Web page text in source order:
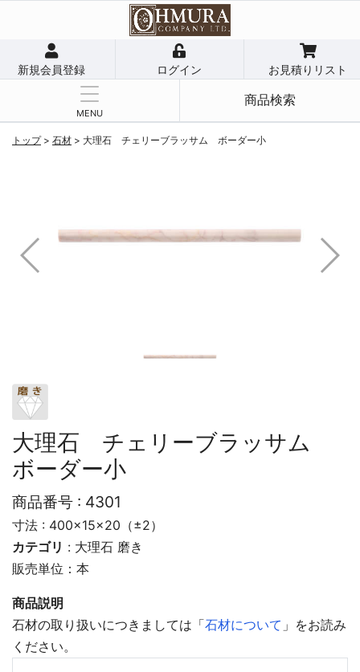
新規会員登録 ログイン お見積りリスト
MENU
商品検索
トップ> 石材 > 大理石 チェリーブラッサム ボーダー小
大理石 チェリーブラッサム
ボーダー小
商品番号 : 4301
寸法 : 400×15×20（±2）
カテゴリ : 大理石 磨き
販売単位：本
商品説明
石材の取り扱いにつきましては「石材について 」をお読み
ください。